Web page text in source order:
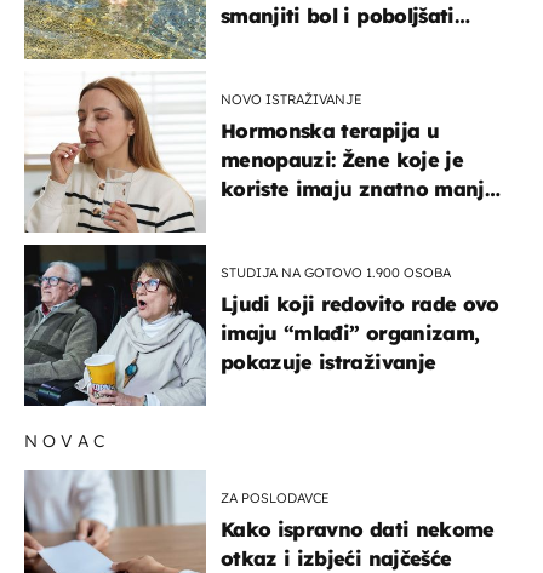
smanjiti bol i poboljšati
NOVO ISTRAŽIVANJE
Hormonska terapija u
menopauzi: Žene koje je
koriste imaju znatno manji
STUDIJA NA GOTOVO 1.900 OSOBA
Ljudi koji redovito rade ovo
imaju “mlađi” organizam,
pokazuje istraživanje
NOVAC
ZA POSLODAVCE
Kako ispravno dati nekome
otkaz i izbjeći najčešće